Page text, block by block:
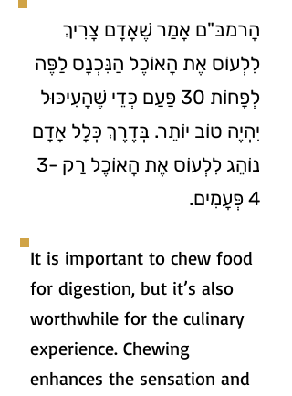
הָרמבּ"ם אָמַר שֶׁאָדָם צָרִיךְ
לִלְעוֹס אֶת הָאוֹכֶל הַנִּכְנָס לַפֶּה
לְפָחוֹת 30 פַּעַם כְּדֵי שֶׁהָעִיכּוּל
יִהְיֶה טוֹב יוֹתֵר. בְּדֶרֶךְ כְּלָל אָדָם
נוֹהֵג לִלְעוֹס אֶת הָאוֹכֶל רַק 3-
4 פְּעָמִים.
It is important to chew food
for digestion, but it’s also
worthwhile for the culinary
experience. Chewing
enhances the sensation and